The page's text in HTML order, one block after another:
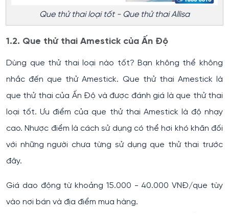
Que thử thai loại tốt - Que thử thai Allisa
1.2. Que thử thai Amestick của Ấn Độ
Dùng que thử thai loại nào tốt? Bạn không thể không
nhắc đến que thử Amestick. Que thử thai Amestick là
que thử thai của Ấn Độ và được đánh giá là que thử thai
loại tốt. Ưu điểm của que thử thai Amestick là độ nhạy
cao. Nhược điểm là cách sử dụng có thể hơi khó khăn đối
với những người chưa từng sử dụng que thử thai trước
đây.
Giá dao động từ khoảng 15.000 - 40.000 VNĐ/que tùy
vào nơi bán và địa điểm mua hàng.